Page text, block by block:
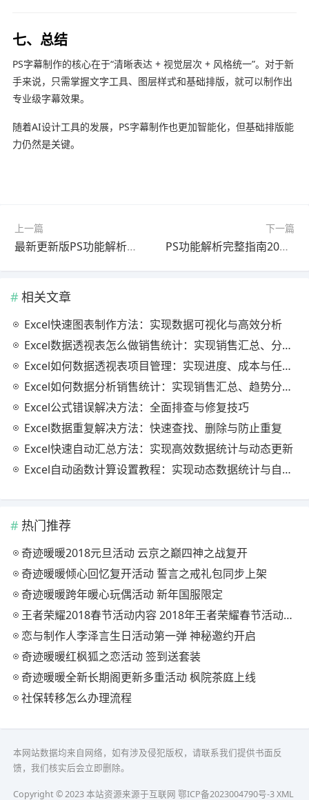
七、总结
PS字幕制作的核心在于“清晰表达 + 视觉层次 + 风格统一”。对于新
手来说，只需掌握文字工具、图层样式和基础排版，就可以制作出
专业级字幕效果。
随着AI设计工具的发展，PS字幕制作也更加智能化，但基础排版能
力仍然是关键。
上一篇
最新更新版PS功能解析操作教程教程｜详细步骤
下一篇
PS功能解析完整指南2025最新版一看就会
相关文章
Excel快速图表制作方法：实现数据可视化与高效分析
Excel数据透视表怎么做销售统计：实现销售汇总、分析与动态监控
Excel如何数据透视表项目管理：实现进度、成本与任务的高效分析
Excel如何数据分析销售统计：实现销售汇总、趋势分析与业绩优化
Excel公式错误解决方法：全面排查与修复技巧
Excel数据重复解决方法：快速查找、删除与防止重复
Excel快速自动汇总方法：实现高效数据统计与动态更新
Excel自动函数计算设置教程：实现动态数据统计与自动更新
热门推荐
奇迹暖暖2018元旦活动 云京之巅四神之战复开
奇迹暖暖倾心回忆复开活动 誓言之戒礼包同步上架
奇迹暖暖跨年暖心玩偶活动 新年国服限定
王者荣耀2018春节活动内容 2018年王者荣耀春节活动大全
恋与制作人李泽言生日活动第一弹 神秘邀约开启
奇迹暖暖红枫狐之恋活动 签到送套装
奇迹暖暖全新长期阁更新多重活动 枫院茶庭上线
社保转移怎么办理流程
本网站数据均来自网络，如有涉及侵犯版权，请联系我们提供书面反
馈，我们核实后会立即删除。
Copyright © 2023 本站资源来源于互联网 鄂ICP备2023004790号-3XML